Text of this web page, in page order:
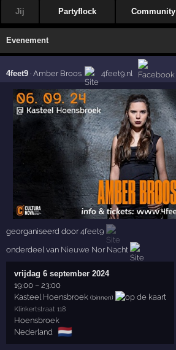
Jij Partyflock Community
Evenement
4feet9 ·Amber Broos 4feet9.nl
georganiseerd door4feet9
onderdeel van Nieuwe Nor Nacht
vrijdag 6 september 2024
19:00 –23:00
Kasteel Hoensbroek (binnen)
Klinkertstraat 118
Hoensbroek
Nederland
🇳🇱